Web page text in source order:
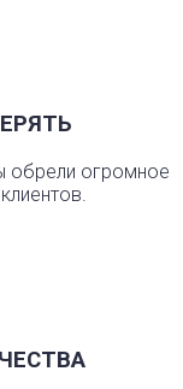
обрели огромное